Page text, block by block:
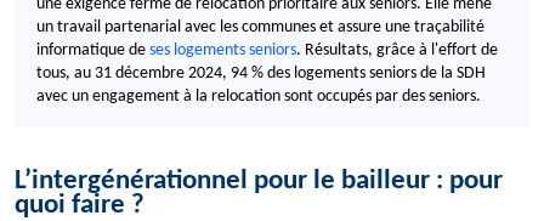
une exigence ferme de relocation prioritaire aux seniors. Elle mène
un travail partenarial avec les communes et assure une traçabilité
informatique de ses logements seniors. Résultats, grâce à l'effort de
tous, au 31 décembre 2024, 94 % des logements seniors de la SDH
avec un engagement à la relocation sont occupés par des seniors.
L’intergénérationnel pour le bailleur : pour
quoi faire ?